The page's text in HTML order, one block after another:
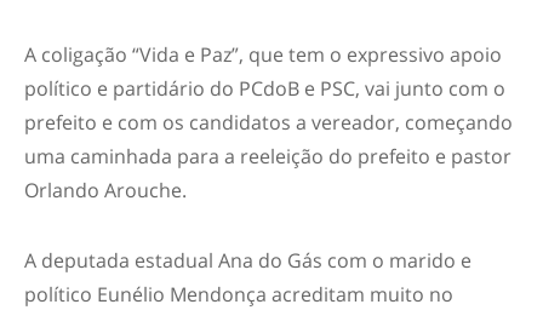
A coligação “Vida e Paz”, que tem o expressivo apoio
político e partidário do PCdoB e PSC, vai junto com o
prefeito e com os candidatos a vereador, começando
uma caminhada para a reeleição do prefeito e pastor
Orlando Arouche.
A deputada estadual Ana do Gás com o marido e
político Eunélio Mendonça acreditam muito no